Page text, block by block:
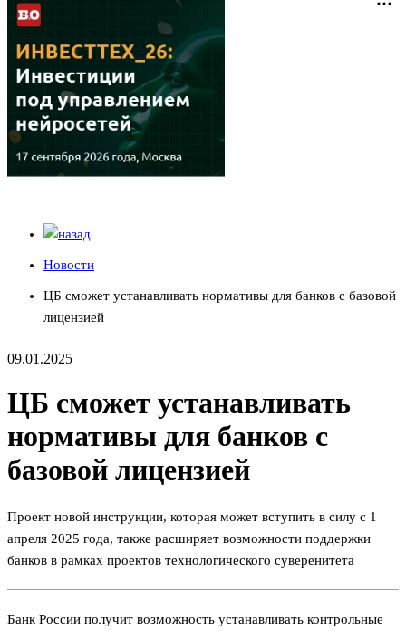
Новости
ЦБ сможет устанавливать нормативы для банков с базовой
лицензией
09.01.2025
ЦБ сможет устанавливать
нормативы для банков с
базовой лицензией
Проект новой инструкции, которая может вступить в силу с 1
апреля 2025 года, также расширяет возможности поддержки
банков в рамках проектов технологического суверенитета
Банк России получит возможность устанавливать контрольные